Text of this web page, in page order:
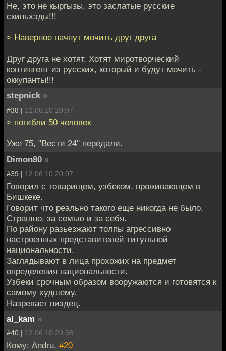
Не, это не кыргызы, это заслатые русские
скиньхэды!!!
> Наверное начнут мочить друг друга
Друг друга не хотят. Хотят миротворческий
контингент из русских, который и будут мочить -
оккупанты!!!
stepnick »
#38 | 12.06.10 20:07
> погибли 50 человек
Уже 75, "Вести 24" передали.
Dimon80 »
#39 | 12.06.10 20:07
Говорил с товарищем, узбеком, проживающем в
Бишкеке.
Говорит что реально такого еще никогда не было.
Страшно, за семью и за себя.
По району разьезжают толпы агрессивно
настроенных представителей титульной
национальности.
Заглядывают в лица прохожих на предмет
определения национальности.
Узбеки срочным образом вооружаются и готовятся к
самому худшему.
Назревает пиздец.
al_kam »
#40 | 12.06.10 20:08
Кому: Andru, #20